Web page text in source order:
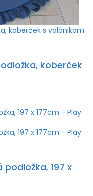
koberček
podložka, 197 x